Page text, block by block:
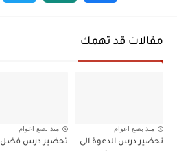
مقالات قد تهمك
منذ بضع اعوام
تحضير درس الدعوة الى
منذ بضع اعوام
تحضير درس فضل